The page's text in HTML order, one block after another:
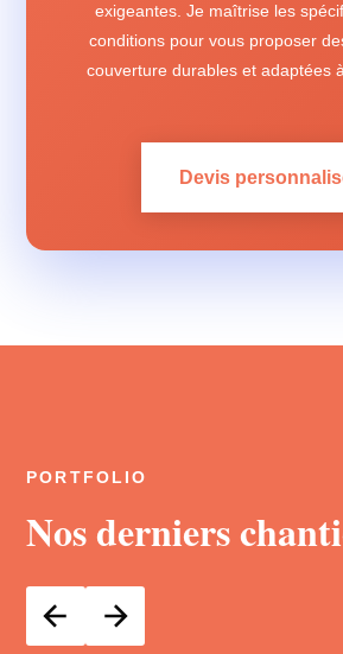
exigeantes. Je maîtrise les
conditions pour vous proposer
couverture durables et adaptées
Devis
PORTFOLIO
Nos derniers